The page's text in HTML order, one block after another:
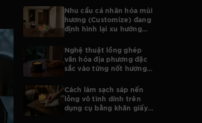
Nhu cầu cá nhân hóa mùi
hương (Customize) đang
định hình lại xu hướng
của toàn bộ ngành nến
Nghệ thuật lồng ghép
văn hóa địa phương đặc
sắc vào từng nốt hương
Cách làm sạch sáp nến
lỏng vô tình dính trên
dụng cụ bằng khăn giấy